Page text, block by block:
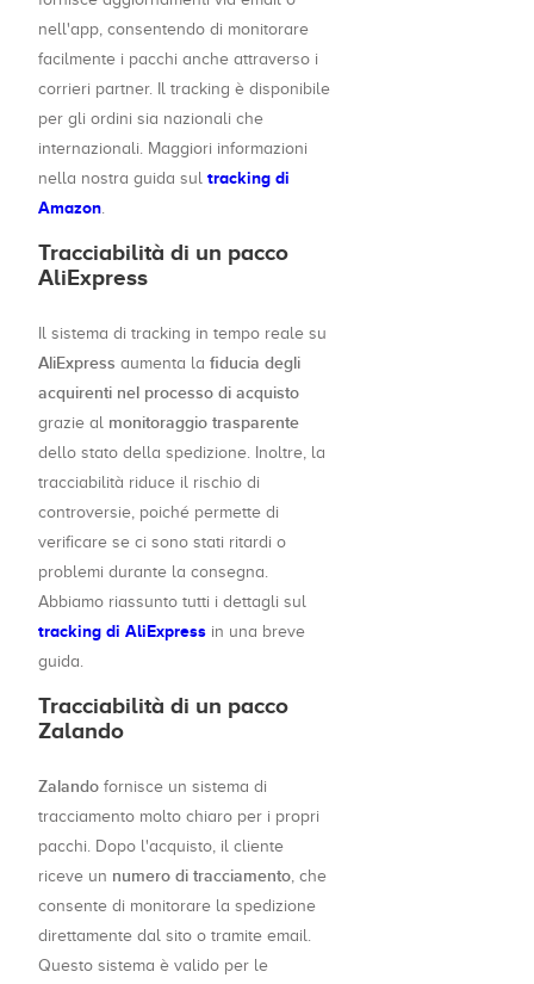
nell'app, consentendo di monitorare
facilmente i pacchi anche attraverso i
corrieri partner. Il tracking è disponibile
per gli ordini sia nazionali che
internazionali. Maggiori informazioni
nella nostra guida sul tracking di
Amazon.
Tracciabilità di un pacco
AliExpress
Il sistema di tracking in tempo reale su
AliExpress aumenta la fiducia degli
acquirenti nel processo di acquisto
grazie al monitoraggio trasparente
dello stato della spedizione. Inoltre, la
tracciabilità riduce il rischio di
controversie, poiché permette di
verificare se ci sono stati ritardi o
problemi durante la consegna.
Abbiamo riassunto tutti i dettagli sul
tracking di AliExpress in una breve
guida.
Tracciabilità di un pacco
Zalando
Zalando fornisce un sistema di
tracciamento molto chiaro per i propri
pacchi. Dopo l'acquisto, il cliente
riceve un numero di tracciamento, che
consente di monitorare la spedizione
direttamente dal sito o tramite email.
Questo sistema è valido per le